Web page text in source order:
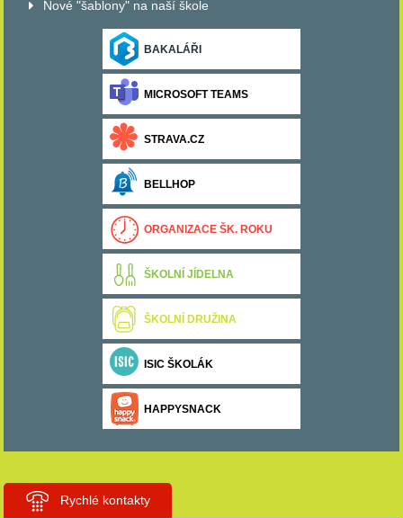
Nové "šablony" na naší škole
BAKALÁŘI
MICROSOFT TEAMS
STRAVA.CZ
BELLHOP
ORGANIZACE ŠK. ROKU
ŠKOLNÍ JÍDELNA
ŠKOLNÍ DRUŽINA
ISIC ŠKOLÁK
HAPPYSNACK
Rychlé kontakty